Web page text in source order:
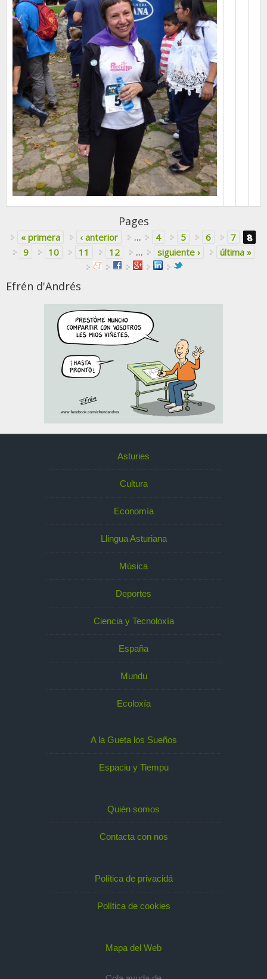
Pages
« primera ‹ anterior … 4 5 6 7
8
9
10 11 12 … siguiente › última »
Efrén d'Andrés
Asturies
Cultura
Economía
Llingua Asturiana
Música
Deportes
Ciencia y Tecnoloxía
España
Mundu
Ecoloxía
A la Gueta los Sueños
Espaciu y Tiempu
Quién somos
Contacta con nos
Política de privacidá
Política de cookies
Mapa del Web